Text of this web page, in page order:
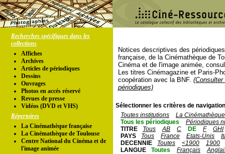
Recherches spécifiques dans les
collections
Affiches
Archives
Articles de périodiques
Dessins
Ouvrages
Photos en accés réservé
Revues de presse
Vidéos (DVD et VHS)
Répertoires
La Cinémathèque française
La Cinémathèque de Toulouse
Centre National du Cinéma et de
l'image animée
Notices descriptives des
française, de la Cinémathèque de
Cinéma et de l'image animée,
Les titres Cinémagazine et Paris-
coopération avec la BNF.
périodiques)
Sélectionner les critères de
Toutes institutions
La
Tous les périodiques
Périodiques
TITRE
Tous AB C DE F
GHI
PAYS
Tous France Etats-Unis
DECENNIE
Toutes <1900
1900
LANGUE
Toutes Français